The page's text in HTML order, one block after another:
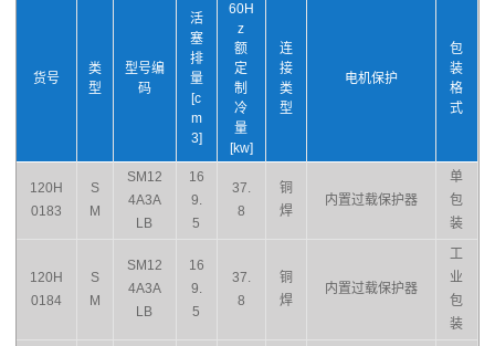
货号
类
型
型号编
码
活
塞
排
量
[c
m
3]
60H
z
额
定
制
冷
量
[kw]
连
接
类
型
电机保护
包
装
格
式
120H
0183
S
M
SM12
4A3A
LB
16
9.
5
37.
8
铜
焊
内置过载保护器
单
包
装
120H
0184
S
M
SM12
4A3A
LB
16
9.
5
37.
8
铜
焊
内置过载保护器
工
业
包
装